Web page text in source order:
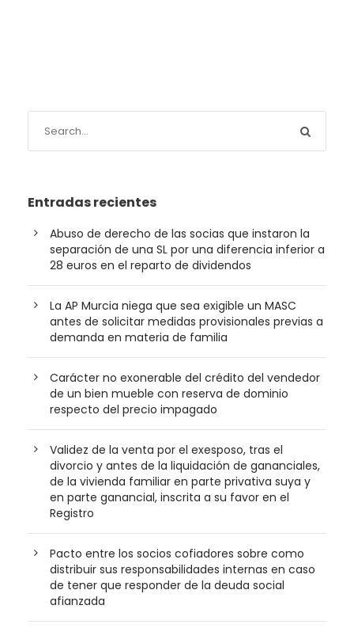
Entradas recientes
Abuso de derecho de las socias que instaron la
separación de una SL por una diferencia inferior a
28 euros en el reparto de dividendos
La AP Murcia niega que sea exigible un MASC
antes de solicitar medidas provisionales previas a
demanda en materia de familia
Carácter no exonerable del crédito del vendedor
de un bien mueble con reserva de dominio
respecto del precio impagado
Validez de la venta por el exesposo, tras el
divorcio y antes de la liquidación de gananciales,
de la vivienda familiar en parte privativa suya y
en parte ganancial, inscrita a su favor en el
Registro
Pacto entre los socios cofiadores sobre como
distribuir sus responsabilidades internas en caso
de tener que responder de la deuda social
afianzada